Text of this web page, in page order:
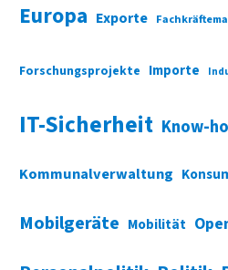
Europa Exporte
Forschungsprojekte Importe
IT-Sicherheit Know-
Kommunalverwaltung
Mobilgeräte Mobilität